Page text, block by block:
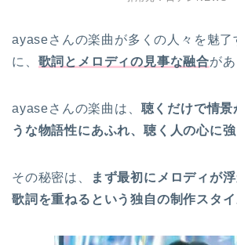
ayaseさんの楽曲が多くの人々を魅了
に、 歌詞とメロディの見事な融合があ
ayaseさんの楽曲は、 聴くだけで情景
うな物語性にあふれ、聴く人の心に強
その秘密は、
まず最初にメロディが
歌詞を重ねるという独自の制作スタ